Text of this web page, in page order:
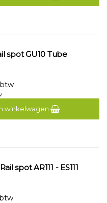
spot GU10 Tube
winkelwagen
spot AR111 - ES111